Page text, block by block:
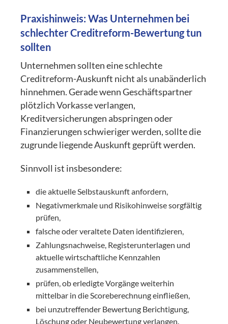
Praxishinweis: Was Unternehmen bei
schlechter Creditreform-Bewertung tun
sollten
Unternehmen sollten eine schlechte
Creditreform-Auskunft nicht als unabänderlich
hinnehmen. Gerade wenn Geschäftspartner
plötzlich Vorkasse verlangen,
Kreditversicherungen abspringen oder
Finanzierungen schwieriger werden, sollte die
zugrunde liegende Auskunft geprüft werden.
Sinnvoll ist insbesondere:
die aktuelle Selbstauskunft anfordern,
Negativmerkmale und Risikohinweise sorgfältig
prüfen,
falsche oder veraltete Daten identifizieren,
Zahlungsnachweise, Registerunterlagen und
aktuelle wirtschaftliche Kennzahlen
zusammenstellen,
prüfen, ob erledigte Vorgänge weiterhin
mittelbar in die Scoreberechnung einfließen,
bei unzutreffender Bewertung Berichtigung,
Löschung oder Neubewertung verlangen.